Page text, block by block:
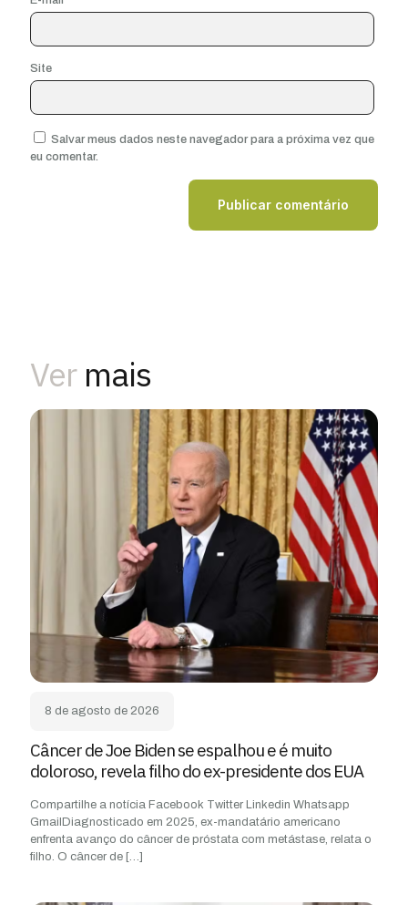
Site
Salvar meus dados neste navegador para a próxima vez que
eu comentar.
Ver mais
8 de agosto de 2026
Câncer de Joe Biden se espalhou e é muito
doloroso, revela filho do ex-presidente dos EUA
Compartilhe a notícia Facebook Twitter Linkedin Whatsapp
GmailDiagnosticado em 2025, ex-mandatário americano
enfrenta avanço do câncer de próstata com metástase, relata o
filho. O câncer de […]